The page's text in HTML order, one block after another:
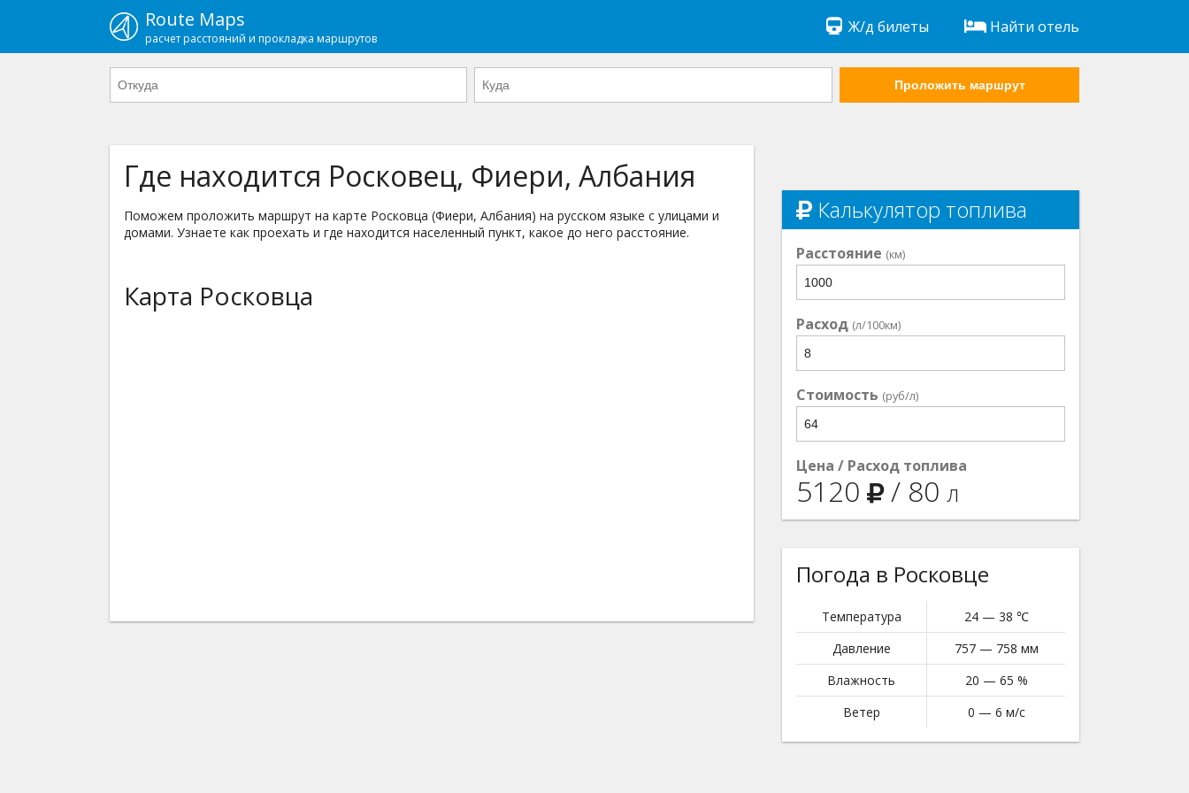
Route Maps
расчет расстояний и прокладка маршрутов
Ж/д билеты Найти отель
Проложить маршрут
Где находится Росковец, Фиери, Албания
Поможем проложить маршрут на карте Росковца (Фиери, Албания) на русском языке с улицами и
домами. Узнаете как проехать и где находится населенный пункт, какое до него расстояние.
Карта Росковца
Калькулятор топлива
Расстояние (км)
Расход (л/100км)
Стоимость (руб/л)
Цена / Расход топлива
5120 / 80 л
Погода в Росковце
Температура
24 — 38 ℃
Давление
757 — 758 мм
Влажность
20 — 65 %
Ветер
0 — 6 м/с